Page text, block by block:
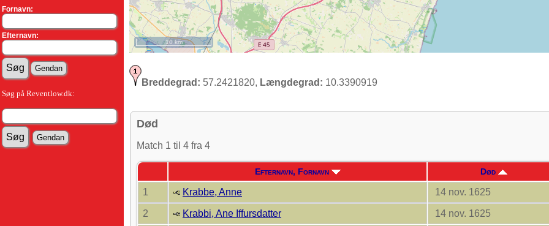
Fornavn:
Efternavn:
Søg på Reventlow.dk:
10 km
Breddegrad: 57.2421820, Længdegrad: 10.3390919
Død
Match 1 til 4 fra 4
Efternavn, Fornavn Død
1 Krabbe, Anne 14 nov. 1625
2 Krabbi, Ane Iffursdatter 14 nov. 1625